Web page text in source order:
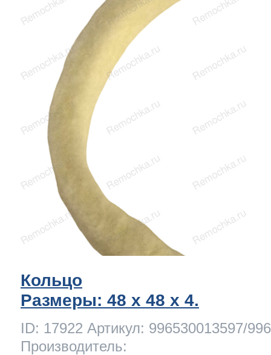
Кольцо
Размеры: 48 x 48 х 4.
ID: 17922 Артикул: 996530013597/
Производитель: